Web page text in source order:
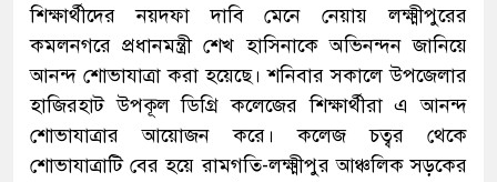
শিক্ষার্থীদের নয়দফা দাবি মেনে নেয়ায় লক্ষ্মীপুরের
কমলনগরে প্রধানমন্ত্রী শেখ হাসিনাকে অভিনন্দন জানিয়ে
আনন্দ শোভাযাত্রা করা হয়েছে। শনিবার সকালে উপজেলার
হাজিরহাট উপকূল ডিগ্রি কলেজের শিক্ষার্থীরা এ আনন্দ
শোভাযাত্রার আয়োজন করে। কলেজ চত্বর থেকে
শোভাযাত্রাটি বের হয়ে রামগতি-লক্ষ্মীপুর আঞ্চলিক সড়কের